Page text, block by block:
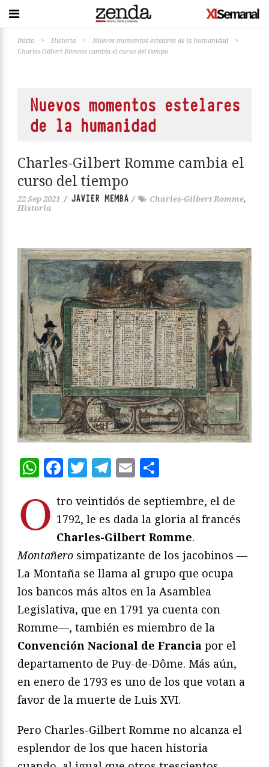
Inicio > Historia > Nuevos momentos estelares de la humanidad
>
Charles-Gilbert Romme cambia el curso del tiempo
Nuevos momentos estelares
de la humanidad
Charles-Gilbert Romme cambia el
curso del tiempo
22 Sep 2021 / JAVIER MEMBA / Charles-Gilbert Romme,
Historia
WhatsApp
Facebook
Twitter
Telegram
Email
O tro veintidós de septiembre, el de
1792, le es dada la gloria al francés
Charles-Gilbert Romme.
Montañero simpatizante de los jacobinos —
La Montaña se llama al grupo que ocupa
los bancos más altos en la Asamblea
Legislativa, que en 1791 ya cuenta con
Romme—, también es miembro de la
Convención Nacional de Francia por el
departamento de Puy-de-Dôme. Más aún,
en enero de 1793 es uno de los que votan a
favor de la muerte de Luis XVI.
Pero Charles-Gilbert Romme no alcanza el
esplendor de los que hacen historia